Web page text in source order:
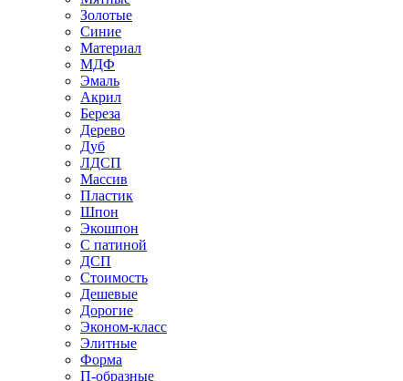
Золотые
Синие
Материал
МДФ
Эмаль
Акрил
Береза
Дерево
Дуб
ЛДСП
Массив
Пластик
Шпон
Экошпон
С патиной
ДСП
Стоимость
Дешевые
Дорогие
Эконом-класс
Элитные
Форма
П-образные